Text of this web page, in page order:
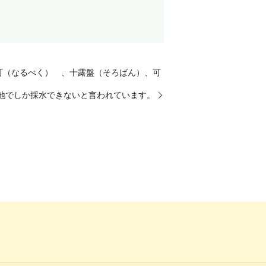
（なるべく） 、十露盤（そろばん）、可
しか採水できないと言われています。